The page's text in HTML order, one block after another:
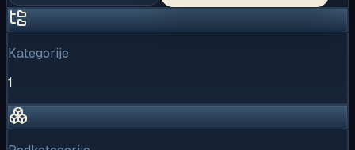
Kategorije
1